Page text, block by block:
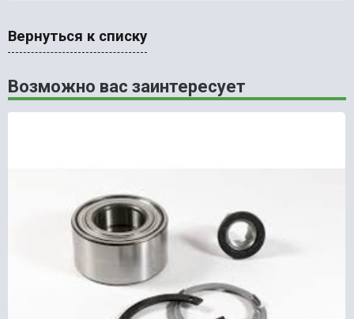
Вернуться к списку
Возможно вас заинтересует